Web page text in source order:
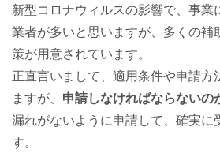
新型コロナウィルスの影響で、事業
業者が多いと思いますが、多くの補
策が用意されています。
正直言いまして、適用条件や申請方
ますが、 申請しなければならないの
漏れがないように申請して、確実に
す。